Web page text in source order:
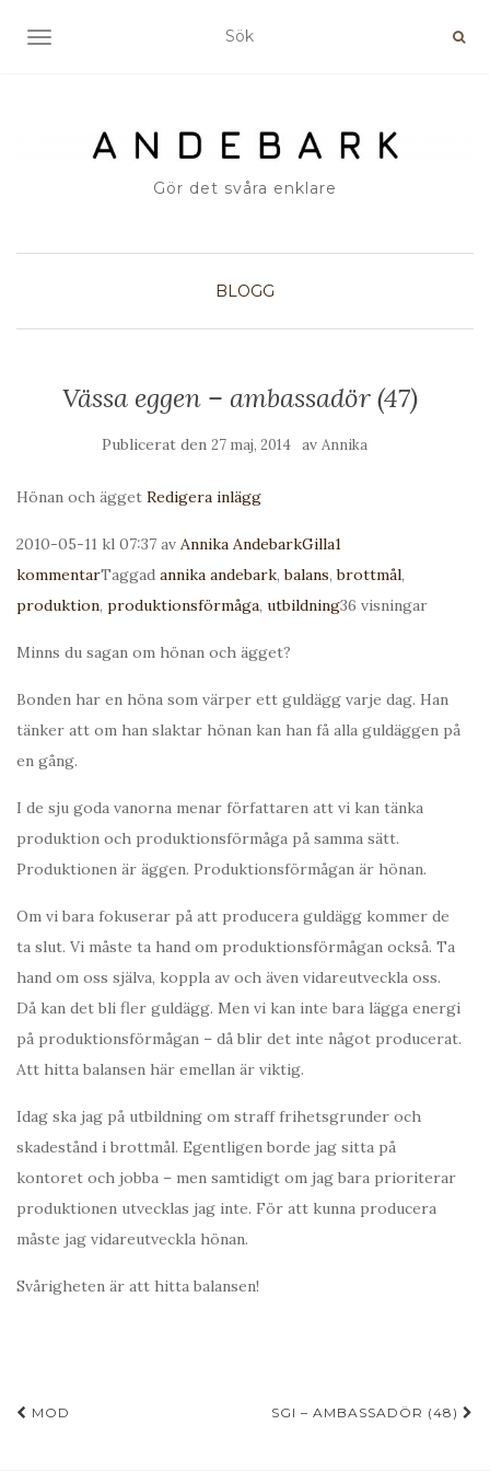
SLÅ PÅ/AV NAVIGERING
Gör det svåra enklare
BLOGG
Vässa eggen – ambassadör (47)
Publicerat den 27 maj, 2014 av Annika
Hönan och ägget Redigera inlägg
2010-05-11 kl 07:37 av Annika AndebarkGilla1
kommentarTaggad annika andebark,balans,brottmål,
produktion, produktionsförmåga, utbildning36 visningar
Minns du sagan om hönan och ägget?
Bonden har en höna som värper ett guldägg varje dag. Han
tänker att om han slaktar hönan kan han få alla guldäggen på
en gång.
I de sju goda vanorna menar författaren att vi kan tänka
produktion och produktionsförmåga på samma sätt.
Produktionen är äggen. Produktionsförmågan är hönan.
Om vi bara fokuserar på att producera guldägg kommer de
ta slut. Vi måste ta hand om produktionsförmågan också. Ta
hand om oss själva, koppla av och även vidareutveckla oss.
Då kan det bli fler guldägg. Men vi kan inte bara lägga energi
på produktionsförmågan – då blir det inte något producerat.
Att hitta balansen här emellan är viktig.
Idag ska jag på utbildning om straff frihetsgrunder och
skadestånd i brottmål. Egentligen borde jag sitta på
kontoret och jobba – men samtidigt om jag bara prioriterar
produktionen utvecklas jag inte. För att kunna producera
måste jag vidareutveckla hönan.
Svårigheten är att hitta balansen!
Inläggsnavigering
MOD SGI – AMBASSADÖR (48)